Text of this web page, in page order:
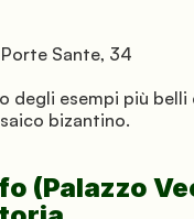
Sante, 34
degli esempi più
bizantino.
(Palazzo